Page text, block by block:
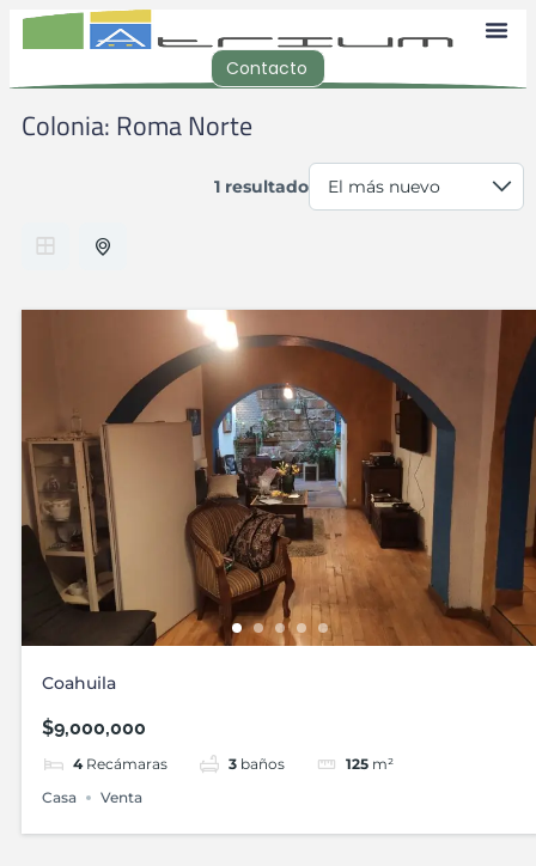
Contacto
Colonia: Roma Norte
1 resultado
Coahuila
$9,000,000
4 Recámaras 3 baños 125 m²
Casa
Venta